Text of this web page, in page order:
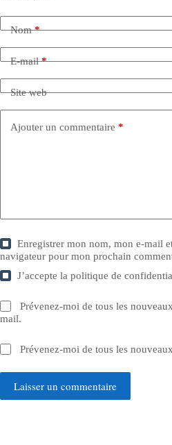
Nom*
E-mail*
Site web
Ajouter un commentaire *
Enregistrer mon nom, mon e-mail
navigateur pour mon prochain
J’accepte lapolitique de
Prévenez-moi de tous les
mail.
Prévenez-moi de tous les
Laisser un commentaire